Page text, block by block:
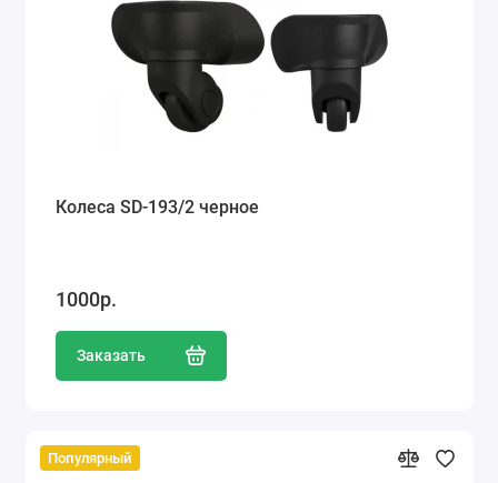
Ателье
Ремонт обуви
Заточка инструментов
Ремонт мелкой бытовой техники
Ремонт компьютеров
Колеса SD-193/2 черное
1000р.
Заказать
Популярный